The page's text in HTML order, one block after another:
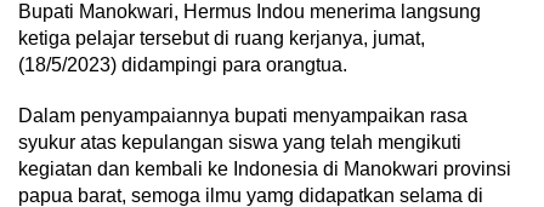
Bupati Manokwari, Hermus Indou menerima langsung
ketiga pelajar tersebut di ruang kerjanya, jumat,
(18/5/2023) didampingi para orangtua.
Dalam penyampaiannya bupati menyampaikan rasa
syukur atas kepulangan siswa yang telah mengikuti
kegiatan dan kembali ke Indonesia di Manokwari provinsi
papua barat, semoga ilmu yamg didapatkan selama di